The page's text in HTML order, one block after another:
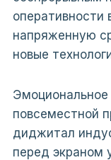
напряженную
новые
повсеместной
диджитал
перед экраном